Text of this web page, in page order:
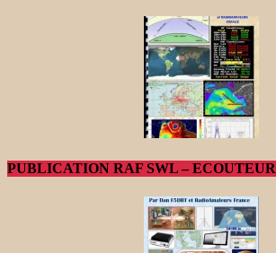
PUBLICATION RAF SWL – ECOUTEUR